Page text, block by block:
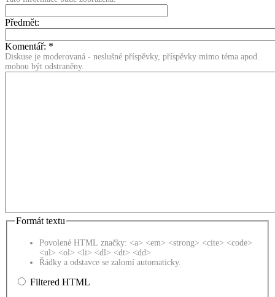
Předmět:
Komentář: *
Diskuse je moderovaná - neslušné příspěvky, příspěvky mimo téma apod.
mohou být odstraněny.
Formát textu
Povolené HTML značky: <a> <em> <strong> <cite> <code>
<ul> <ol> <li> <dl> <dt> <dd>
Řádky a odstavce se zalomí automaticky.
Filtered HTML